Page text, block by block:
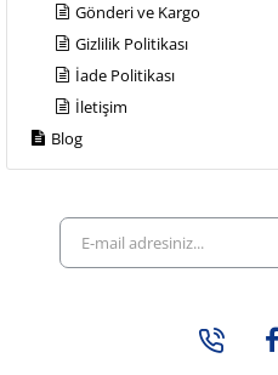
Gönderi ve Kargo
Gizlilik Politikası
İade Politikası
İletişim
Blog
E-
mail